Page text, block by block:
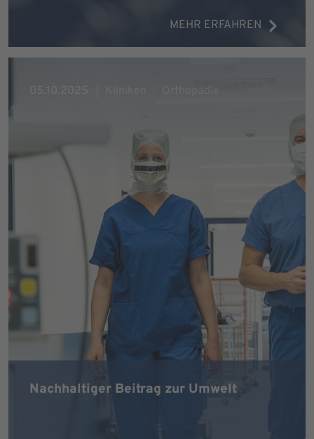
MEHR ERFAHREN
Nachhaltiger Beitrag zur Umwelt